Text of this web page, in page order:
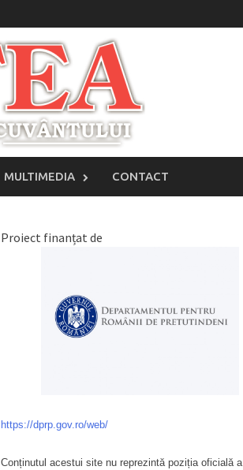
MULTIMEDIA CONTACT
Proiect finanțat de
https://dprp.gov.ro/web/
Conținutul acestui site nu reprezintă poziția oficială a